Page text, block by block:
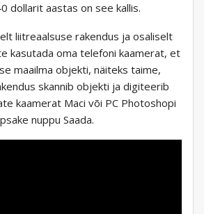
dollarit aastas on see kallis.
liitreaalsuse rakendus ja osaliselt
kasutada oma telefoni kaamerat, et
maailma objekti, näiteks taime,
skannib objekti ja digiteerib
kaamerat Maci või PC Photoshopi
nuppu Saada.